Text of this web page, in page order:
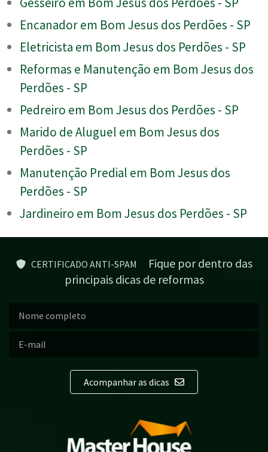
Encanador em Bom Jesus dos Perdões - SP
Eletricista em Bom Jesus dos Perdões - SP
Reformas e Manutenção em Bom Jesus dos
Perdões - SP
Pedreiro em Bom Jesus dos Perdões - SP
Marido de Aluguel em Bom Jesus dos
Perdões - SP
Manutenção Predial em Bom Jesus dos
Perdões - SP
Jardineiro em Bom Jesus dos Perdões - SP
CERTIFICADO ANTI-SPAM
Fique por dentro das
principais dicas de reformas
Acompanhar as dicas